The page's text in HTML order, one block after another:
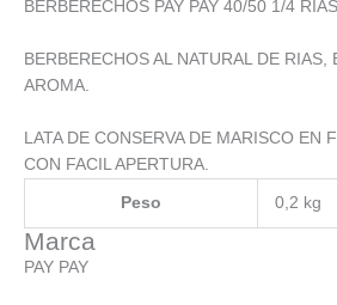
BERBERECHOS PAY PAY 40/50 1/4 RIAS
BERBERECHOS AL NATURAL DE RIAS,
AROMA.
LATA DE CONSERVA DE MARISCO EN
CON FACIL APERTURA.
Peso 0,2 kg
Marca
PAY PAY